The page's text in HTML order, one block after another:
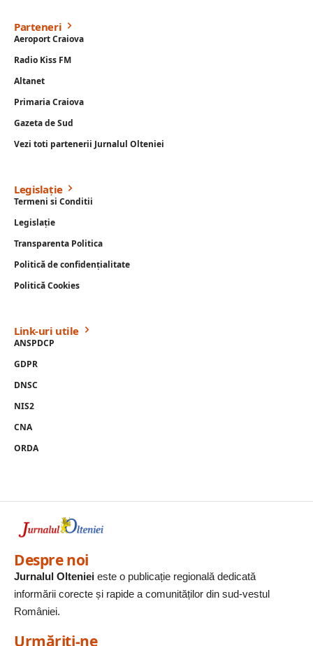
Parteneri
Aeroport Craiova
Radio Kiss FM
Altanet
Primaria Craiova
Gazeta de Sud
Vezi toti partenerii Jurnalul Olteniei
Legislație
Termeni si Conditii
Legislație
Transparenta Politica
Politică de confidențialitate
Politică Cookies
Link-uri utile
ANSPDCP
GDPR
DNSC
NIS2
CNA
ORDA
Despre noi
Jurnalul Olteniei este o publicație regională dedicată
informării corecte și rapide a comunităților din sud-vestul
României.
Urmăriți-ne